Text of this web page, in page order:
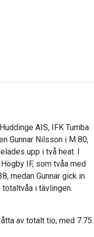
AIS, IFK Tumba
Gunnar Nilsson i M 80,
upp i två heat. I
IF, som tvåa med
medan Gunnar gick in
i tävlingen.
av totalt tio, med 7.75.